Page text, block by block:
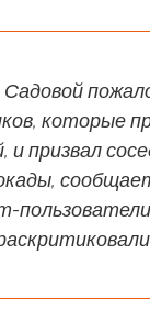
которые
и призвал